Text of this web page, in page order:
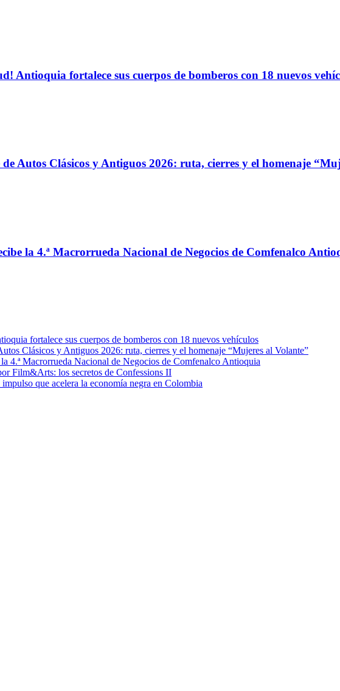
Antioquia fortalece sus cuerpos de bomberos con 18 nuevos
Autos Clásicos y Antiguos 2026: ruta, cierres y el homenaje
la 4.ª Macrorrueda Nacional de Negocios de Comfenalco
fortalece sus cuerpos de bomberos con 18 nuevos vehículos
Clásicos y Antiguos 2026: ruta, cierres y el homenaje “Mujeres al Volante”
4.ª Macrorrueda Nacional de Negocios de Comfenalco Antioquia
Film&Arts: los secretos de Confessions II
que acelera la economía negra en Colombia